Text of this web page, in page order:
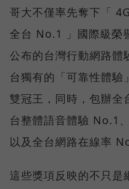
哥大不僅率先奪下「
全台 No.1 」國際級
公布的台灣行動網路體
台獨有的「可靠性體
雙冠王，同時，包辦
台整體語音體驗 No.1
以及全台網路在線率
這些獎項反映的不只是